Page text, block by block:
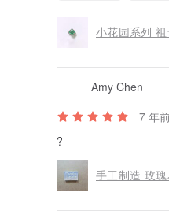
小花园系列
Amy Chen
7 年
?
手工制造 玫